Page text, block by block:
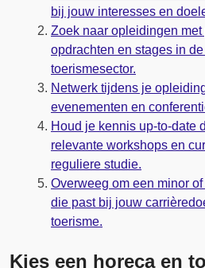
bij jouw interesses en
Zoek naar opleidingen
opdrachten en stages in
toerismesector.
Netwerk tijdens je
evenementen en
Houd je kennis up-to-date
relevante workshops en
reguliere studie.
Overweeg om een minor
die past bij jouw
toerisme.
Kies een horeca en